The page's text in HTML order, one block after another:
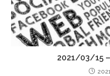
2021/03/15 –